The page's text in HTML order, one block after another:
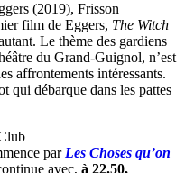
(2019), Frisson
film de Eggers, The Witch
Le thème des gardiens
du Grand-Guignol, n’est
affrontements intéressants.
qui débarque dans les pattes
parLes Choses qu’on
avec, à 22.50,